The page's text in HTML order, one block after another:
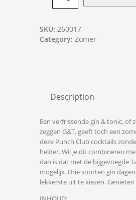
SKU: 260017
Category: Zomer
Description
Een verfrissende gin & tonic, of
zeggen G&T, geeft toch een
deze Punch Club cocktails
helder. Wil je dit combineren
dan is dat met de bijgevoegde
mogelijk. Drie soorten gin
lekkerste uit te kiezen.